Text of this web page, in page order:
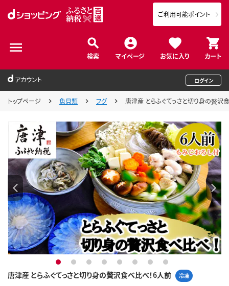
検索 マイページ お気に入り カート
ご利用可能ポイント
アカウント ログイン
トップページ 魚貝類 フグ 唐津産 とらふぐてっさと切り身の贅沢
唐津産 とらふぐてっさと切り身の贅沢食べ比べ！6人前 冷凍
1 2 3 4 5 6 7 8